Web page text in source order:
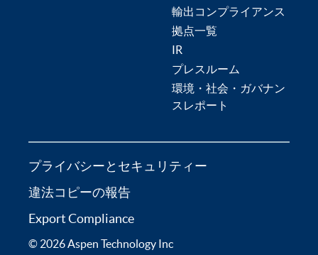
輸出コンプライアンス
拠点一覧
IR
プレスルーム
環境・社会・ガバナン
スレポート
プライバシーとセキュリティー
違法コピーの報告
Export Compliance
© 2026 Aspen Technology Inc